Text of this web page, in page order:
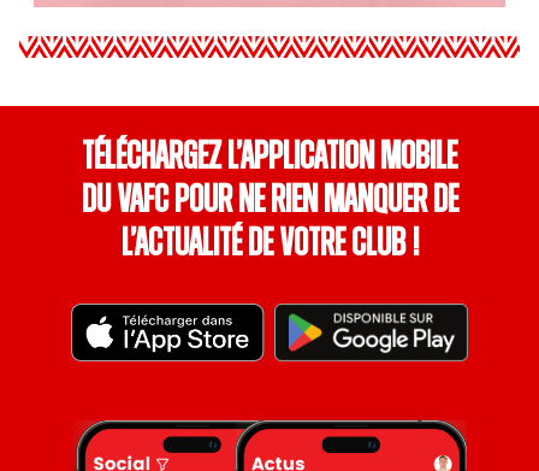
Téléchargez l’application mobile
du VAFC pour ne rien manquer de
l’actualité de votre club !